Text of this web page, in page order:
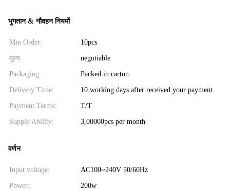
भुगतान & नौवहन नियमों
Min Order: 10pcs
मूल्य: negotiable
Packaging: Packed in carton
Delivery Time: 10 working days after received your payment
Payment Terms: T/T
Supply Ability: 3,00000pcs per month
वर्णन
Input voltage: AC100~240V 50/60Hz
Power: 200w